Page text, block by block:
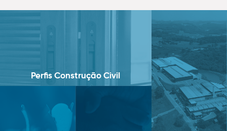
Perfis Construção Civil